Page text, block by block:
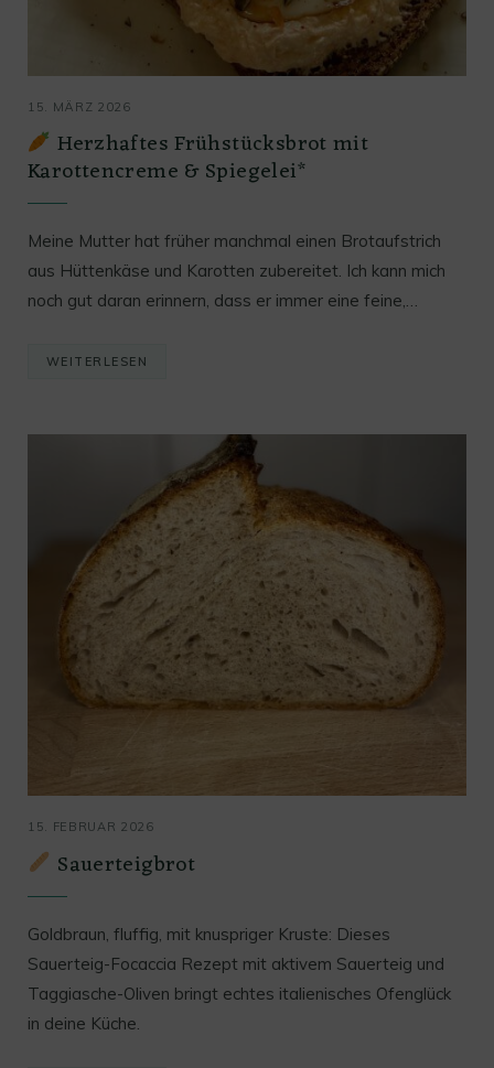
15. MÄRZ 2026
Herzhaftes Frühstücksbrot mit
Karottencreme & Spiegelei*
Meine Mutter hat früher manchmal einen Brotaufstrich
aus Hüttenkäse und Karotten zubereitet. Ich kann mich
noch gut daran erinnern, dass er immer eine feine,…
WEITERLESEN
15. FEBRUAR 2026
Sauerteigbrot
Goldbraun, fluffig, mit knuspriger Kruste: Dieses
Sauerteig-Focaccia Rezept mit aktivem Sauerteig und
Taggiasche-Oliven bringt echtes italienisches Ofenglück
in deine Küche.